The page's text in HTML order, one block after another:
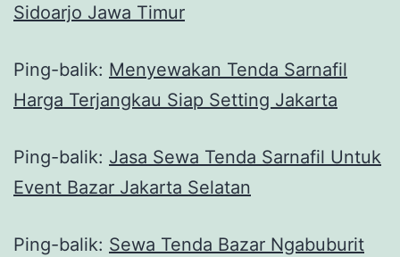
Sidoarjo Jawa Timur
Ping-balik: Menyewakan Tenda Sarnafil
Harga Terjangkau Siap Setting Jakarta
Ping-balik: Jasa Sewa Tenda Sarnafil Untuk
Event Bazar Jakarta Selatan
Ping-balik: Sewa Tenda Bazar Ngabuburit